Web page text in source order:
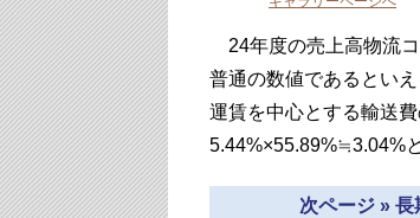
24年度の売上高物流コ
普通の数値であるとい
運賃を中心とする輸送
5.44%×55.89%≒3.04%
次ページ »